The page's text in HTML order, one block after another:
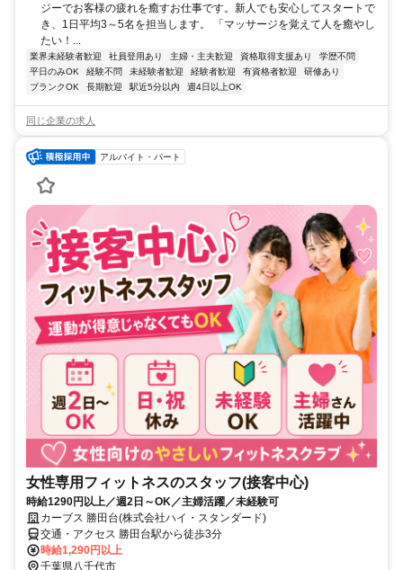
ジーでお客様の疲れを癒すお仕事です。新人でも安心してスタートで
き、1日平均3～5名を担当します。 「マッサージを覚えて人を癒やし
たい！...
業界未経験者歓迎 社員登用あり 主婦・主夫歓迎 資格取得支援あり
学歴不問
平日のみOK
経験不問 未経験者歓迎 経験者歓迎 有資格者歓迎
研修あり
ブランクOK
長期歓迎 駅近5分以内 週4日以上OK
同じ企業の求人
アルバイト・パート
女性専用フィットネスのスタッフ(接客中心)
時給1290円以上／週2日～OK／主婦活躍／未経験可
カーブス 勝田台(株式会社ハイ・スタンダード)
交通・アクセス 勝田台駅から徒歩3分
時給1,290円以上
千葉県八千代市